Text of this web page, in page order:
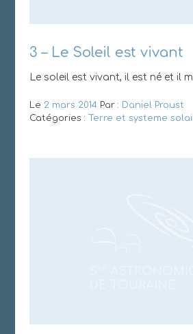
3 – Le Soleil est vivant
Le soleil est vivant, il est né et il
Le 2 mars 2014Par : Daniel Proust
Catégories :
Terre et systeme